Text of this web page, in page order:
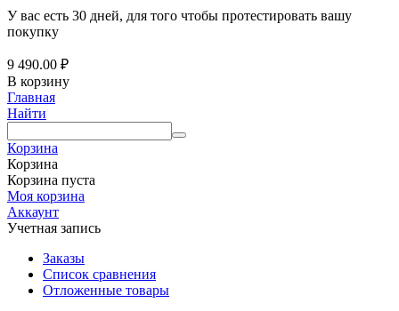
У вас есть 30 дней, для того чтобы протестировать вашу
покупку
9 490.00 ₽
В корзину
Главная
Найти
Корзина
Корзина
Корзина пуста
Моя корзина
Аккаунт
Учетная запись
Заказы
Список сравнения
Отложенные товары